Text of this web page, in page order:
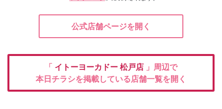
公式店舗ページを開く
「 イトーヨーカドー 松戸店 」周辺で
本日チラシを掲載している店舗一覧を開く